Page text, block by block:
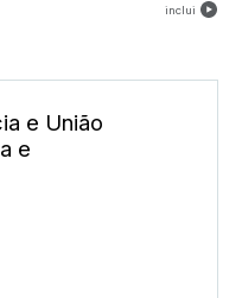
inclui
e União
e